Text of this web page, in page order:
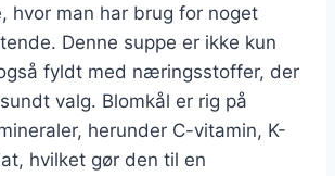
hvor man har brug for noget
Denne suppe er ikke kun
fyldt med næringsstoffer, der
valg. Blomkål er rig på
herunder C-vitamin, K-
hvilket gør den til en